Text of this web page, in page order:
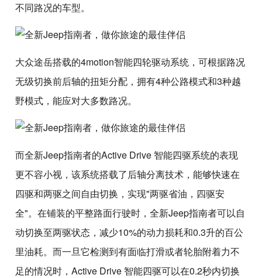
不同路况的车型。
大众途岳搭载的4motion智能四轮驱动系统，可根据路况
无级切换前后轴的扭矩分配，拥有4种公路模式和3种越
野模式，能应对大多数路况。
而全新Jeep指南者的Active Drive 智能四驱系统的表现
更不容小视，该系统搭载了后轴分离技术，能够快速在
四驱和两驱之间自由切换，实现"两驱省油，四驱安
全"。在铺装的平整路面行驶时，全新Jeep指南者可以自
动切换至两驱状态，减少10%的动力损耗和0.3升的百公
里油耗。而一旦它检测到有面临打滑或者轮胎附着力不
足的情况时，Active Drive 智能四驱可以在0.2秒内切换